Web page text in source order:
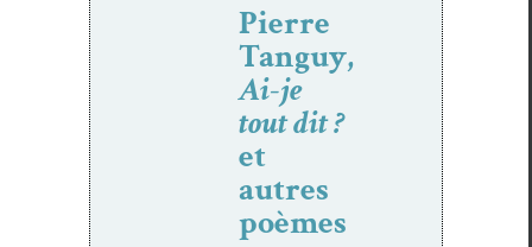
Pierre
Tanguy,
Ai-je
tout dit ?
et
autres
poèmes